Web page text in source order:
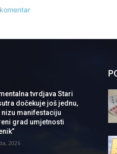
tvrdjava Stari
dočekuje još jednu,
nizu manifestaciju
grad umjetnosti
2026